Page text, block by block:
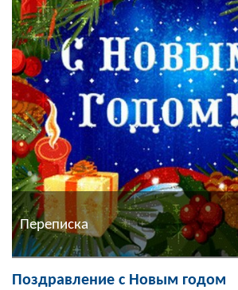
Переписка
Поздравление с Новым годом